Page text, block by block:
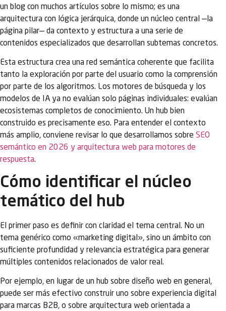
un blog con muchos artículos sobre lo mismo; es una
arquitectura con lógica jerárquica, donde un núcleo central —la
página pilar— da contexto y estructura a una serie de
contenidos especializados que desarrollan subtemas concretos.
Esta estructura crea una red semántica coherente que facilita
tanto la exploración por parte del usuario como la comprensión
por parte de los algoritmos. Los motores de búsqueda y los
modelos de IA ya no evalúan solo páginas individuales: evalúan
ecosistemas completos de conocimiento. Un hub bien
construido es precisamente eso. Para entender el contexto
más amplio, conviene revisar lo que desarrollamos sobre SEO
semántico en 2026 y arquitectura web para motores de
respuesta.
Cómo identificar el núcleo
temático del hub
El primer paso es definir con claridad el tema central. No un
tema genérico como «marketing digital», sino un ámbito con
suficiente profundidad y relevancia estratégica para generar
múltiples contenidos relacionados de valor real.
Por ejemplo, en lugar de un hub sobre diseño web en general,
puede ser más efectivo construir uno sobre experiencia digital
para marcas B2B, o sobre arquitectura web orientada a